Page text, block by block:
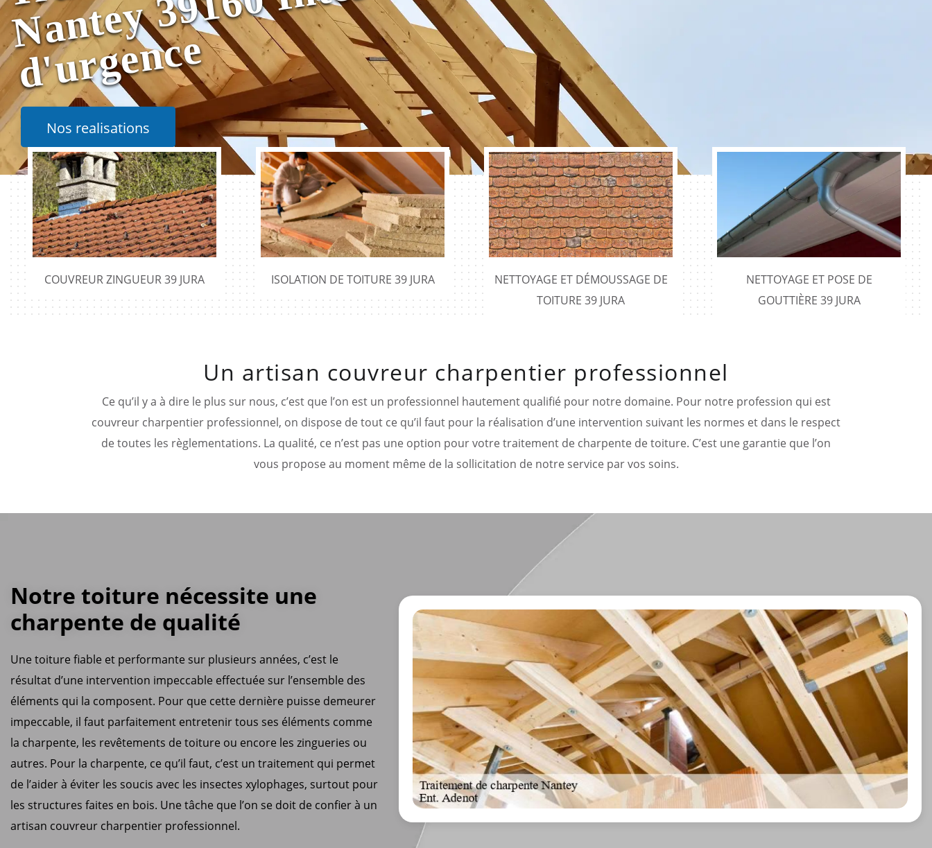
e
Nos realisations
COUVREUR ZINGUEUR 39 JURA ISOLATION DE TOITURE 39 JURA
NETTOYAGE ET DÉMOUSSAGE DE
TOITURE 39 JURA
NETTOYAGE ET POSE DE
GOUTTIÈRE 39 JURA
Un artisan couvreur charpentier professionnel
Ce qu’il y a à dire le plus sur nous, c’est que l’on est un professionnel hautement qualifié pour notre domaine. Pour notre profession qui est
couvreur charpentier professionnel, on dispose de tout ce qu’il faut pour la réalisation d’une intervention suivant les normes et dans le respect
de toutes les règlementations. La qualité, ce n’est pas une option pour votre traitement de charpente de toiture. C’est une garantie que l’on
vous propose au moment même de la sollicitation de notre service par vos soins.
Notre toiture nécessite une
charpente de qualité
Une toiture fiable et performante sur plusieurs années, c’est le
résultat d’une intervention impeccable effectuée sur l’ensemble des
éléments qui la composent. Pour que cette dernière puisse demeurer
impeccable, il faut parfaitement entretenir tous ses éléments comme
la charpente, les revêtements de toiture ou encore les zingueries ou
autres. Pour la charpente, ce qu’il faut, c’est un traitement qui permet
de l’aider à éviter les soucis avec les insectes xylophages, surtout pour
les structures faites en bois. Une tâche que l’on se doit de confier à un
artisan couvreur charpentier professionnel.